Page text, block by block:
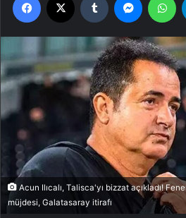
Acun Ilıcalı, Talisca'yı bizzat açıkladı!
müjdesi, Galatasaray itirafı